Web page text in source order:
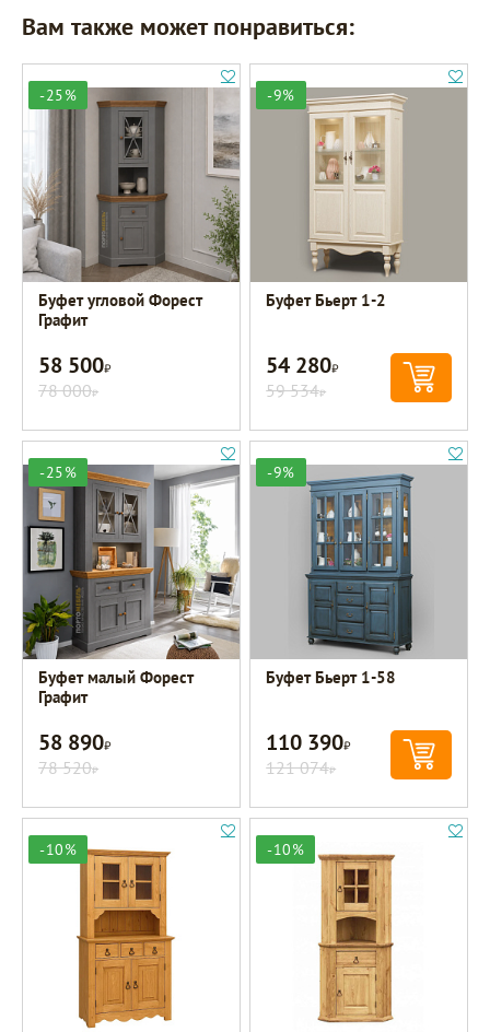
Вам также может понравиться:
-25%
Буфет угловой Форест
Графит
58 500Р
78 000Р
-9%
Буфет Бьерт 1-2
54 280Р
59 534Р
-25%
Буфет малый Форест
Графит
58 890Р
78 520Р
-9%
Буфет Бьерт 1-58
110 390Р
121 074Р
-10% -10%